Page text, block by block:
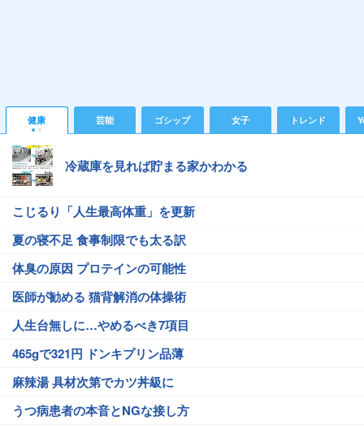
健康 芸能 ゴシップ 女子 トレンド
冷蔵庫を見れば貯まる家かわかる
こじるり「人生最高体重」を更新
夏の寝不足 食事制限でも太る訳
体臭の原因 プロテインの可能性
医師が勧める 猫背解消の体操術
人生台無しに…やめるべき7項目
465gで321円 ドンキプリン品薄
麻辣湯 具材次第でカツ丼級に
うつ病患者の本音とNGな接し方